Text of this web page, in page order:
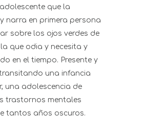
que la
narra en primera persona
sobre los ojos verdes de
que odia y necesita y
en el tiempo. Presente y
una infancia
una adolescencia de
trastornos mentales
tantos años oscuros.